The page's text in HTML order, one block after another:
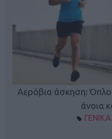
Αερόβια άσκηση: Όπλο
άνοια